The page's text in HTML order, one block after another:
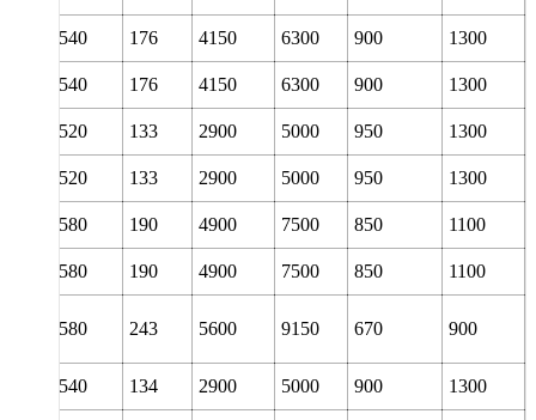
540 176 4150 6300 900 1300
540 176 4150 6300 900 1300
520 133 2900 5000 950 1300
520 133 2900 5000 950 1300
580 190 4900 7500 850 1100
580 190 4900 7500 850 1100
580 243 5600 9150 670 900
540 134 2900 5000 900 1300